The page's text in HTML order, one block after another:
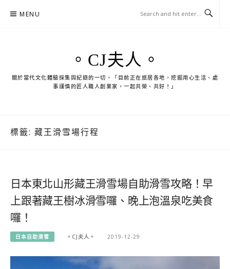
MENU
。CJ夫人。
關於當代文化體驗採集與紀錄的一切。「目前正在旅居各地，挖掘用心生活、處
事謹慎的匠人職人創業家，一起共榮、共好！」
標籤: 藏王滑雪場行程
日本東北山形藏王滑雪場自助滑雪攻略！早
上跟著藏王樹冰滑雪囉、晚上泡溫泉吃美食
囉！
日本自助滑雪 。CJ夫人。 2019-12-29